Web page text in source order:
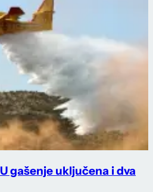
gašenje uključena i dva